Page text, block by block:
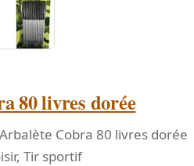
80 livres dorée
Cobra 80 livres dorée
Tir sportif